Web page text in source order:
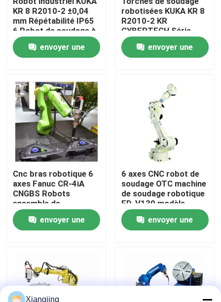
À la maison
Produits
À propos de nous
Visite de l'usine
Contrôle de la qualité
Nous contacter
Demandez un devis
bras de robot industriel
KR 8 R2010-2 ±0,04
mm Répétabilité IP65
6 Robot de soudage à
arc à axe et armoire
de commande KR C4
KR C5 KR C5-2
envoyer une
robotisées KUKA KR 8
R2010-2 KR
CYBERTECH Série
Charge utile 8 kg
Portée 2013 mm
Robot industriel 6
envoyer une
Cnc bras robotique 6
axes Fanuc CR-4iA
CNGBS Robots
ensemble de
vêtements de
collaboration robot
soudage
envoyer une
6 axes CNC robot de
soudage OTC machine
de soudage robotique
FD-V130 modèle
2.139m portée
envoyer une
Xiangjing